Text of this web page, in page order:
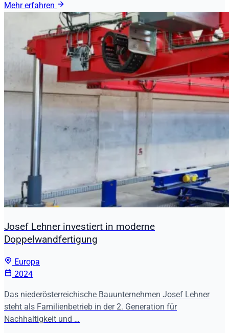
Mehr erfahren
Josef Lehner investiert in moderne
Doppelwandfertigung
Europa
2024
Das niederösterreichische Bauunternehmen Josef Lehner
steht als Familienbetrieb in der 2. Generation für
Nachhaltigkeit und …